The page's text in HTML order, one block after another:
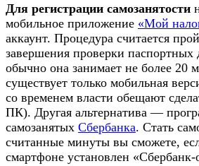
Для регистрации самозанятости
мобильное приложение «Мой
аккаунт. Процедура считается
завершения проверки
обычно она занимает не более 20
существует только мобильная
со временем власти обещают
ПК). Другая альтернатива —
самозанятых Сбербанка. Стать
считанные минуты вы сможете,
смартфоне установлен